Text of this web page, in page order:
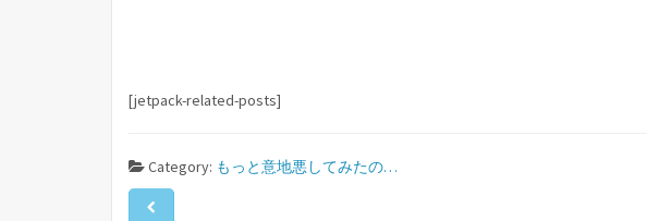
[jetpack-related-posts]
Category: もっと意地悪してみたの…